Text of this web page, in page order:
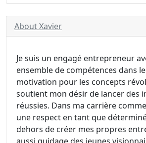
About Xavier
Je suis un engagé entrepreneur
ensemble de compétences dans
motivation pour les concepts
soutient mon désir de lancer des
réussies. Dans ma carrière
une respect en tant que
dehors de créer mes propres